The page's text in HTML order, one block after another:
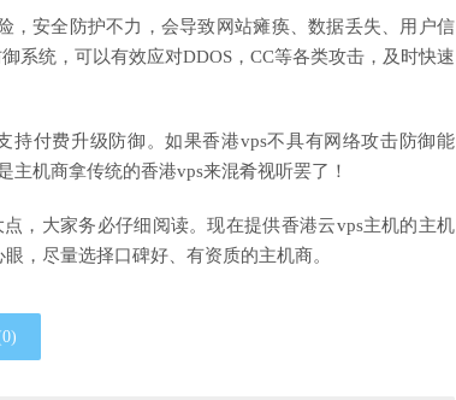
，安全防护不力，会导致网站瘫痪、数据丢失、用户信
系统，可以有效应对DDOS，CC等各类攻击，及时快速
持付费升级防御。如果香港vps不具有网络攻击防御能
机商拿传统的香港vps来混肴视听罢了！
，大家务必仔细阅读。现在提供香港云vps主机的主机
，尽量选择口碑好、有资质的主机商。
0)